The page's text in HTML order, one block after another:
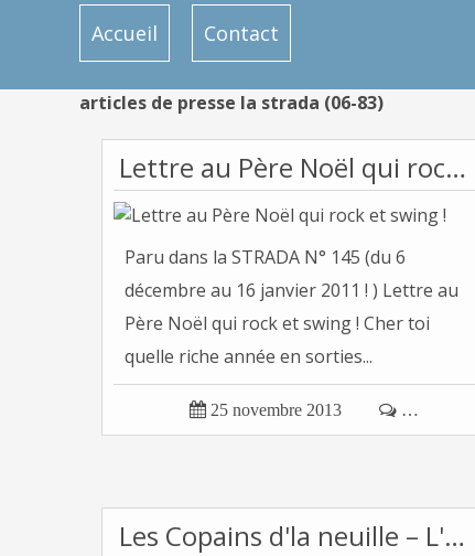
Accueil Contact
articles de presse la strada (06-83)
Lettre au Père Noël qui rock et swing !
Paru dans la STRADA N° 145 (du 6
décembre au 16 janvier 2011 ! ) Lettre au
Père Noël qui rock et swing ! Cher toi
quelle riche année en sorties...
 25 novembre 2013  …
Les Copains d'la neuille – L'actualité de Léo Ferré n° 22